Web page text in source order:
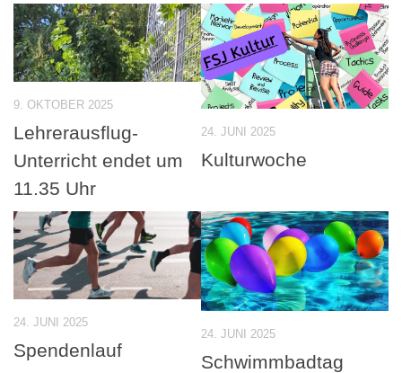
9. OKTOBER 2025
Lehrerausflug-
Unterricht endet um
11.35 Uhr
24. JUNI 2025
Kulturwoche
24. JUNI 2025
Spendenlauf
24. JUNI 2025
Schwimmbadtag